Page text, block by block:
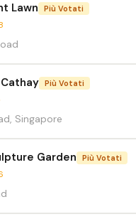
Lawn Più Votati
Più Votati
Singapore
Garden Più Votati